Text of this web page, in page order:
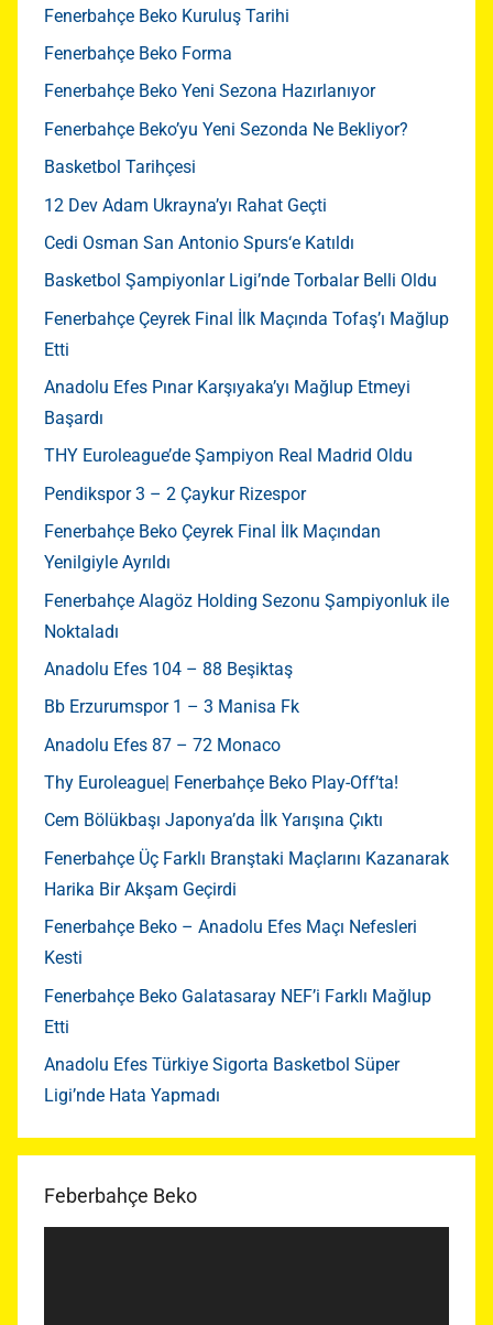
Fenerbahçe Beko Kuruluş Tarihi
Fenerbahçe Beko Forma
Fenerbahçe Beko Yeni Sezona Hazırlanıyor
Fenerbahçe Beko’yu Yeni Sezonda Ne Bekliyor?
Basketbol Tarihçesi
12 Dev Adam Ukrayna’yı Rahat Geçti
Cedi Osman San Antonio Spurs‘e Katıldı
Basketbol Şampiyonlar Ligi’nde Torbalar Belli Oldu
Fenerbahçe Çeyrek Final İlk Maçında Tofaş’ı Mağlup
Etti
Anadolu Efes Pınar Karşıyaka’yı Mağlup Etmeyi
Başardı
THY Euroleague’de Şampiyon Real Madrid Oldu
Pendikspor 3 – 2 Çaykur Rizespor
Fenerbahçe Beko Çeyrek Final İlk Maçından
Yenilgiyle Ayrıldı
Fenerbahçe Alagöz Holding Sezonu Şampiyonluk ile
Noktaladı
Anadolu Efes 104 – 88 Beşiktaş
Bb Erzurumspor 1 – 3 Manisa Fk
Anadolu Efes 87 – 72 Monaco
Thy Euroleague| Fenerbahçe Beko Play-Off’ta!
Cem Bölükbaşı Japonya’da İlk Yarışına Çıktı
Fenerbahçe Üç Farklı Branştaki Maçlarını Kazanarak
Harika Bir Akşam Geçirdi
Fenerbahçe Beko – Anadolu Efes Maçı Nefesleri
Kesti
Fenerbahçe Beko Galatasaray NEF’i Farklı Mağlup
Etti
Anadolu Efes Türkiye Sigorta Basketbol Süper
Ligi’nde Hata Yapmadı
Feberbahçe Beko